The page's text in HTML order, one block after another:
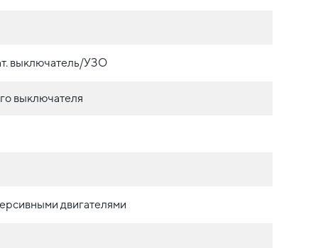
выключатель/УЗО
выключателя
двигателями